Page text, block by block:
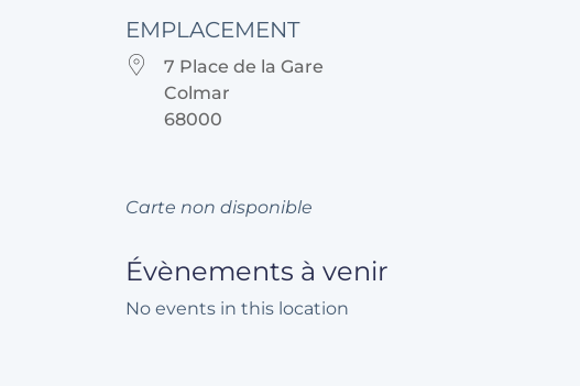
EMPLACEMENT
7 Place de la Gare
Colmar
68000
Carte non disponible
Évènements à venir
No events in this location